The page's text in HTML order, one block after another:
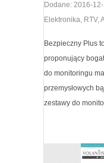
Dodane: 2016-
Elektronika, RTV,
Bezpieczny Plus
proponujący
do monitoringu
przemysłowych
zestawy do